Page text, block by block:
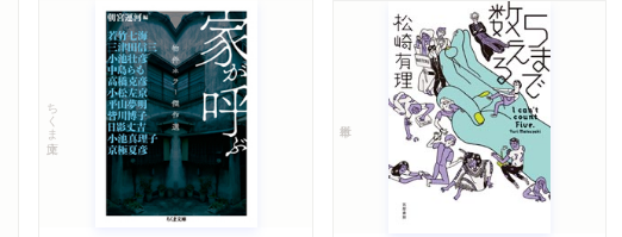
ちくま文庫